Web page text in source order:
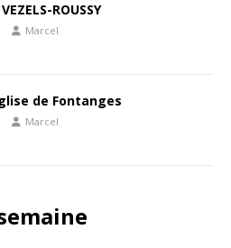
ROUSSY
Marcel
de Fontanges
Marcel